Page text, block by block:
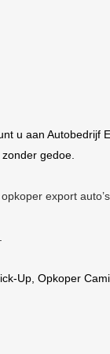
u aan Autobedrijf
gedoe.
opkoper export auto’s
Up, Opkoper